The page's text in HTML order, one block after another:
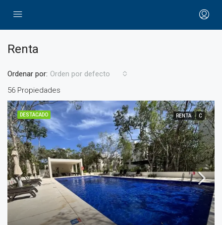
Renta
56 Propiedades
Ordenar por: Orden por defecto
DESTACADO RENTA C